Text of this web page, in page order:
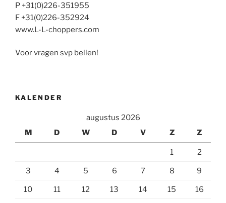
P +31(0)226-351955
F +31(0)226-352924
www.L-L-choppers.com
Voor vragen svp bellen!
KALENDER
augustus 2026
M
D W D V Z Z
1 2
3 4 5 6 7 8 9
10 11 12 13 14 15 16